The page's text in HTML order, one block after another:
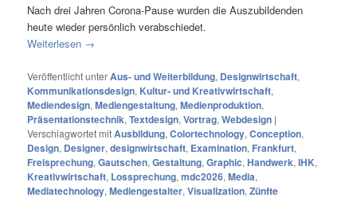
Nach drei Jahren Corona-Pause wurden die Auszubildenden
heute wieder persönlich verabschiedet.
Weiterlesen →
Veröffentlicht unterAus- und Weiterbildung, Designwirtschaft,
Kommunikationsdesign, Kultur- und Kreativwirtschaft,
Mediendesign,Mediengestaltung,Medienproduktion,
Präsentationstechnik,Textdesign,Vortrag,Webdesign |
Verschlagwortet mitAusbildung,Colortechnology,Conception,
Design, Designer,designwirtschaft, Examination, Frankfurt,
Freisprechung,Gautschen,Gestaltung,Graphic,Handwerk,IHK,
Kreativwirtschaft, Lossprechung,mdc2026,Media,
Mediatechnology,Mediengestalter,Visualization,Zünfte